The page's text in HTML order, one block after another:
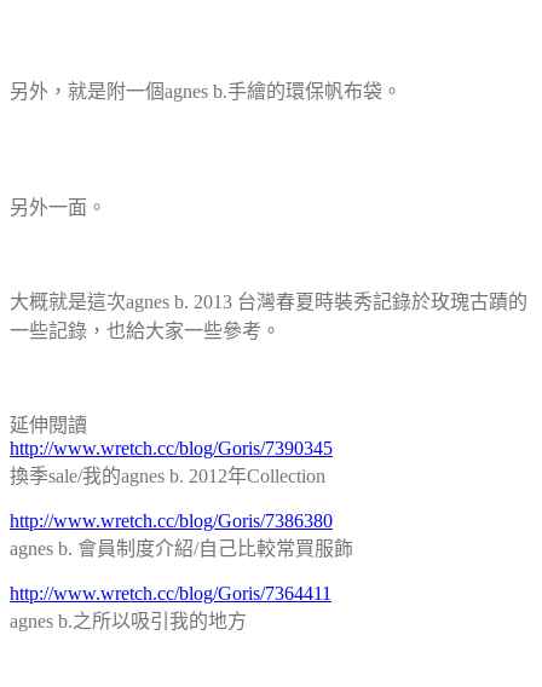
另外，就是附一個agnes b.手繪的環保帆布袋。
另外一面。
大概就是這次agnes b. 2013 台灣春夏時裝秀記錄於玫瑰古蹟的
一些記錄，也給大家一些參考。
延伸閱讀
http://www.wretch.cc/blog/Goris/7390345
換季sale/我的agnes b. 2012年Collection
http://www.wretch.cc/blog/Goris/7386380
agnes b. 會員制度介紹/自己比較常買服飾
http://www.wretch.cc/blog/Goris/7364411
agnes b.之所以吸引我的地方